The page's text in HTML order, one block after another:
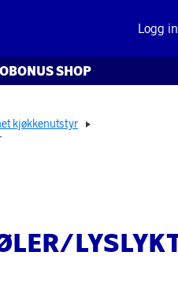
Logg in
SHOP
kjøkkenutstyr